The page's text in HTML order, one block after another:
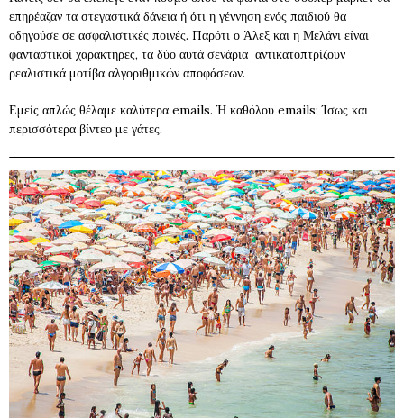
επηρέαζαν τα στεγαστικά δάνεια ή ότι η γέννηση ενός παιδιού θα
οδηγούσε σε ασφαλιστικές ποινές. Παρότι ο Άλεξ και η Μελάνι είναι
φανταστικοί χαρακτήρες, τα δύο αυτά σενάρια αντικατοπτρίζουν
ρεαλιστικά μοτίβα αλγοριθμικών αποφάσεων.
Εμείς απλώς θέλαμε καλύτερα emails. Ή καθόλου emails; Ίσως και
περισσότερα βίντεο με γάτες.